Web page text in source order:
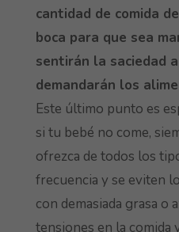
cantidad de comida
boca para que sea
sentirán la saciedad
demandarán los
Este último punto es
si tu bebé no come,
ofrezca de todos los
frecuencia y se eviten
con demasiada grasa o
tensiones en la comida